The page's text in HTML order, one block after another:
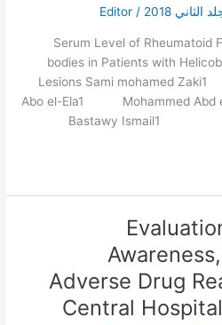
2018
/
Editor
Serum Level of Rheumatoid
bodies in Patients with
Lesions Sami mohamed
Abo el-Ela1 Mohammed Abd
Bastawy Ismail1
Adverse Drug
Central